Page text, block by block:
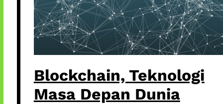
Blockchain, Teknologi
Masa Depan Dunia